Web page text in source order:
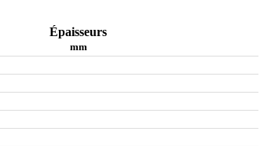
Épaisseurs
mm